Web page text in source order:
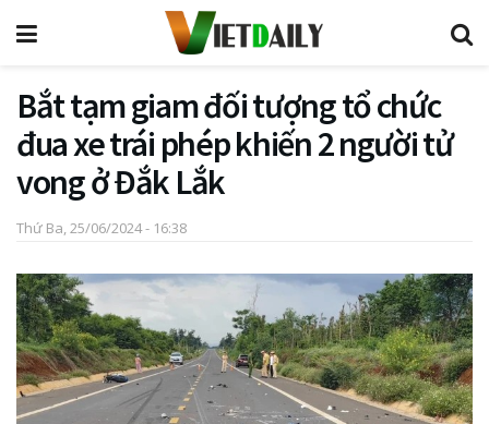
Bắt tạm giam đối tượng tổ chức
đua xe trái phép khiến 2 người tử
vong ở Đắk Lắk
Thứ Ba, 25/06/2024 - 16:38